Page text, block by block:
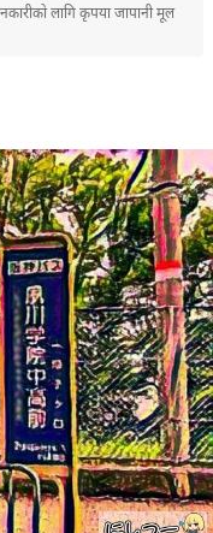
लागि कृपया जापानी मूल